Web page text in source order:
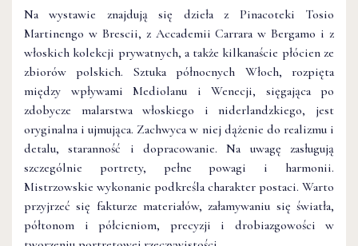
Na wystawie znajdują się dzieła z Pinacoteki Tosio
Martinengo w Brescii, z Accademii Carrara w Bergamo i z
włoskich kolekcji prywatnych, a także kilkanaście płócien ze
zbiorów polskich. Sztuka północnych Włoch, rozpięta
między wpływami Mediolanu i Wenecji, sięgająca po
zdobycze malarstwa włoskiego i niderlandzkiego, jest
oryginalna i ujmująca. Zachwyca w niej dążenie do realizmu i
detalu, staranność i dopracowanie. Na uwagę zasługują
szczególnie portrety, pełne powagi i harmonii.
Mistrzowskie wykonanie podkreśla charakter postaci. Warto
przyjrzeć się fakturze materiałów, załamywaniu się światła,
półtonom i półcieniom, precyzji i drobiazgowości w